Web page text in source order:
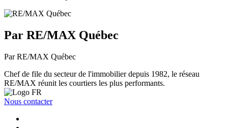
Par RE/MAX Québec
Par RE/MAX Québec
Chef de file du secteur de l'immobilier depuis 1982, le réseau
RE/MAX réunit les courtiers les plus performants.
Nous contacter